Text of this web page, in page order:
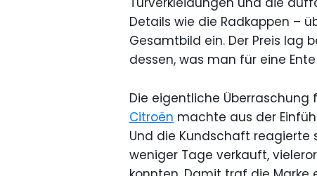
Details wie die Radkappen –
Gesamtbild ein. Der Preis lag
dessen, was man für eine
Die eigentliche Überraschung
Citroën machte aus der
Und die Kundschaft reagierte
weniger Tage verkauft,